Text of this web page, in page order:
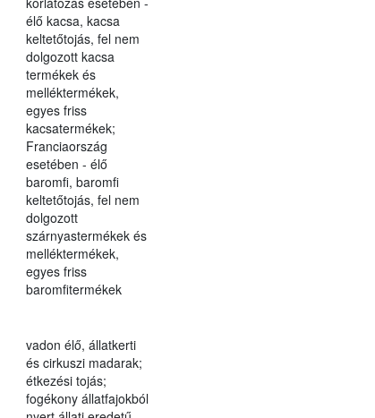
élő kacsa, kacsa
keltetőtojás, fel nem
dolgozott kacsa
termékek és
melléktermékek,
egyes friss
kacsatermékek;
Franciaország
esetében - élő
baromfi, baromfi
keltetőtojás, fel nem
dolgozott
szárnyastermékek és
melléktermékek,
egyes friss
baromfitermékek
vadon élő, állatkerti
és cirkuszi madarak;
étkezési tojás;
fogékony állatfajokból